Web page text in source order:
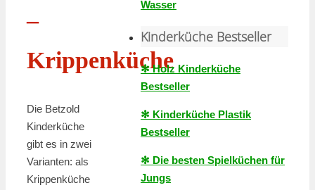
–
Krippenküche
Die Betzold
Kinderküche
gibt es in zwei
Varianten: als
Krippenküche
Wasser
Kinderküche Bestseller
✻ Holz Kinderküche
Bestseller
✻ Kinderküche Plastik
Bestseller
✻ Die besten Spielküchen für
Jungs